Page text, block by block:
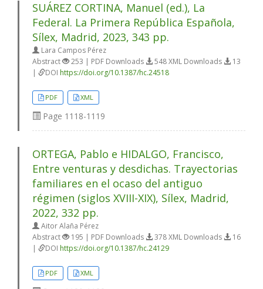
SUÁREZ CORTINA, Manuel (ed.), La
Federal. La Primera República Española,
Sílex, Madrid, 2023, 343 pp.
Lara Campos Pérez
Abstract
253 | PDF Downloads 548 XML Downloads
13
|
DOI https://doi.org/10.1387/hc.24518
PDF XML
Page 1118-1119
ORTEGA, Pablo e HIDALGO, Francisco,
Entre venturas y desdichas. Trayectorias
familiares en el ocaso del antiguo
régimen (siglos XVIII-XIX), Sílex, Madrid,
2022, 332 pp.
Aitor Alaña Pérez
Abstract
195 | PDF Downloads 378 XML Downloads
16
|
DOI https://doi.org/10.1387/hc.24129
PDF XML